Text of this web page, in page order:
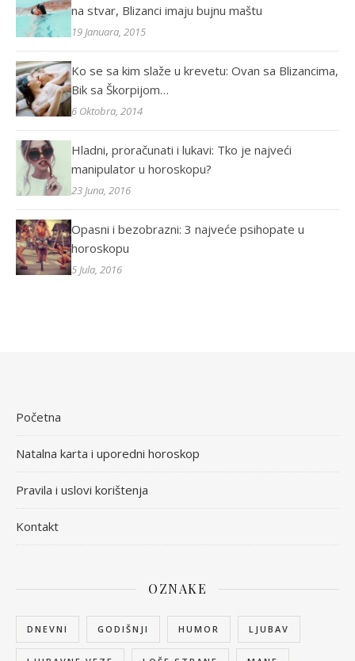
na stvar, Blizanci imaju bujnu maštu
19 Januara, 2015
Ko se sa kim slaže u krevetu: Ovan sa Blizancima,
Bik sa Škorpijom…
6 Oktobra, 2014
Hladni, proračunati i lukavi: Tko je najveći
manipulator u horoskopu?
23 Juna, 2016
Opasni i bezobrazni: 3 najveće psihopate u
horoskopu
5 Jula, 2016
Početna
Natalna karta i uporedni horoskop
Pravila i uslovi korištenja
Kontakt
OZNAKE
DNEVNI GODIŠNJI HUMOR LJUBAV